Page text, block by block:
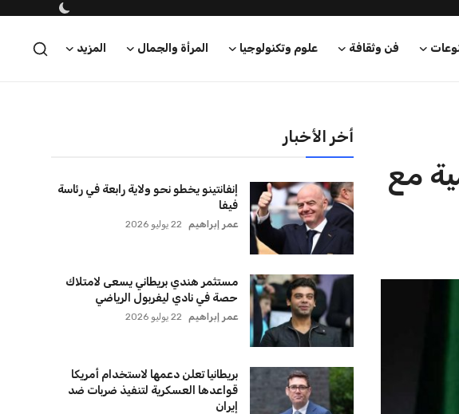
فن وثقافة علوم وتكنولوجيا المرأة والجمال المزيد
مع
أخر الأخبار
إنفانتينو يخطو نحو ولاية رابعة في رئاسة
فيفا
عمر إبراهيم 22 يوليو 2026
مستثمر هندي بريطاني يسعى لامتلاك
حصة في نادي ليفربول الرياضي
عمر إبراهيم 22 يوليو 2026
بريطانيا تعلن دعمها لاستخدام أمريكا
قواعدها العسكرية لتنفيذ ضربات ضد
إيران